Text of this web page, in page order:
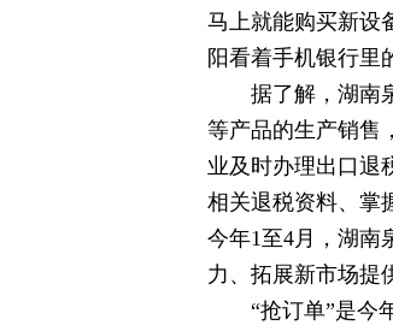
马上就能购买新设
阳看着手机银行里
据了解，湖南
等产品的生产销售
业及时办理出口退
相关退税资料、掌
今年1至4月，湖南
力、拓展新市场提
“抢订单”是今